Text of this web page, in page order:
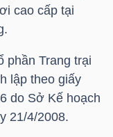
cao cấp tại
phần Trang trại
lập theo giấy
do Sở Kế hoạch
21/4/2008.